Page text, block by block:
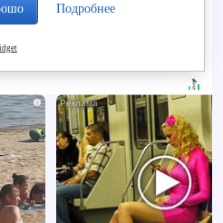
сгорели дом, бани
i
Подробнее